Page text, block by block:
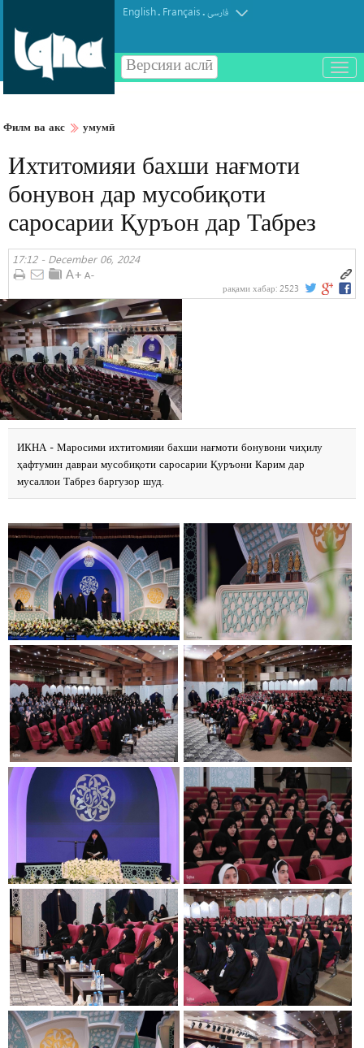
English. Français.فارسی
Версияи аслӣ
باز
و
Филм ва акс умумӣ
Ихтитомияи бахши нағмоти
бонувон дар мусобиқоти
саросарии Қуръон дар Табрез
17:12 - December 06, 2024
рақами хабар: 2523
ИКНА - Маросими ихтитомияи бахши нағмоти бонувони чиҳилу
ҳафтумин давраи мусобиқоти саросарии Қуръони Карим дар
мусаллои Табрез баргузор шуд.